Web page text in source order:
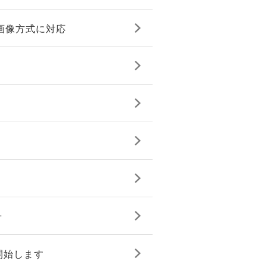
像方式に対応
します